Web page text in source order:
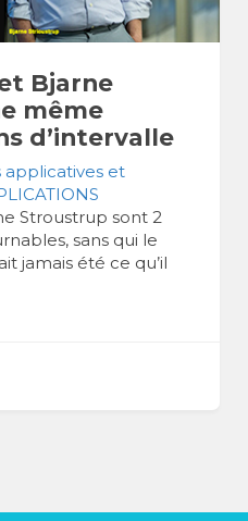
Bjarne
même
d’intervalle
et
Stroustrup sont 2
sans qui le
jamais été ce qu’il